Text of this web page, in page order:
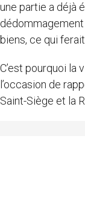
une partie a déjà
biens, ce qui
C’est pourquoi la
l’occasion de
Saint-Siège et la